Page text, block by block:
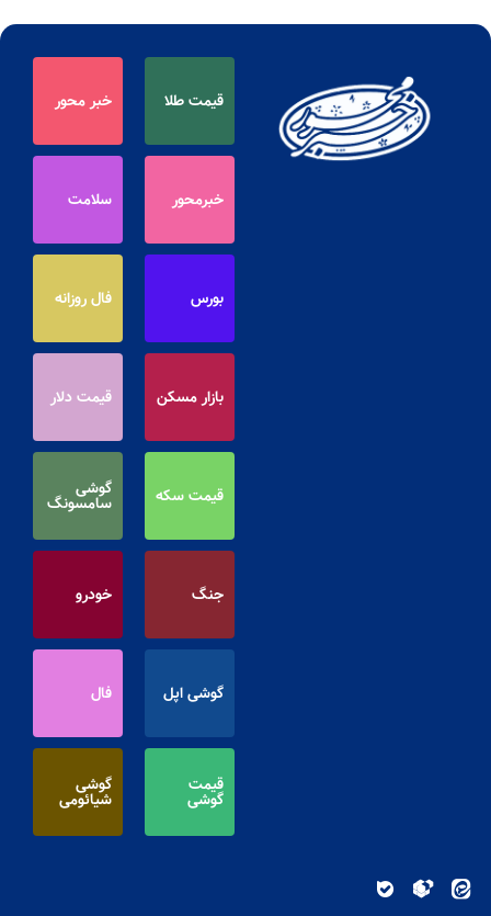
قیمت طلا خبر محور
خبرمحور سلامت
بورس فال روزانه
بازار مسکن قیمت دلار
قیمت سکه گوشی
سامسونگ
جنگ خودرو
گوشی اپل فال
قیمت
گوشی
گوشی
شیائومی